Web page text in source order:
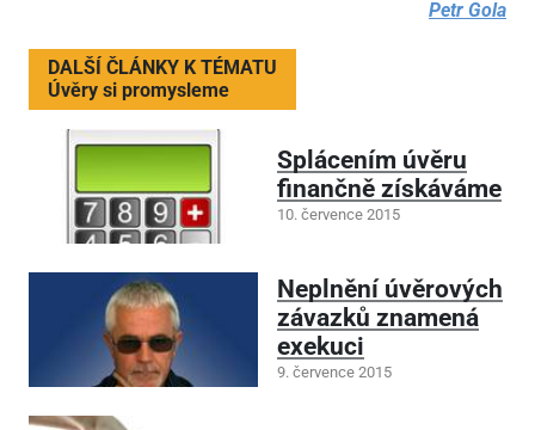
Petr Gola
DALŠÍ ČLÁNKY K TÉMATU
Úvěry si promysleme
Splácením úvěru
finančně získáváme
10. července 2015
Neplnění úvěrových
závazků znamená
exekuci
9. července 2015